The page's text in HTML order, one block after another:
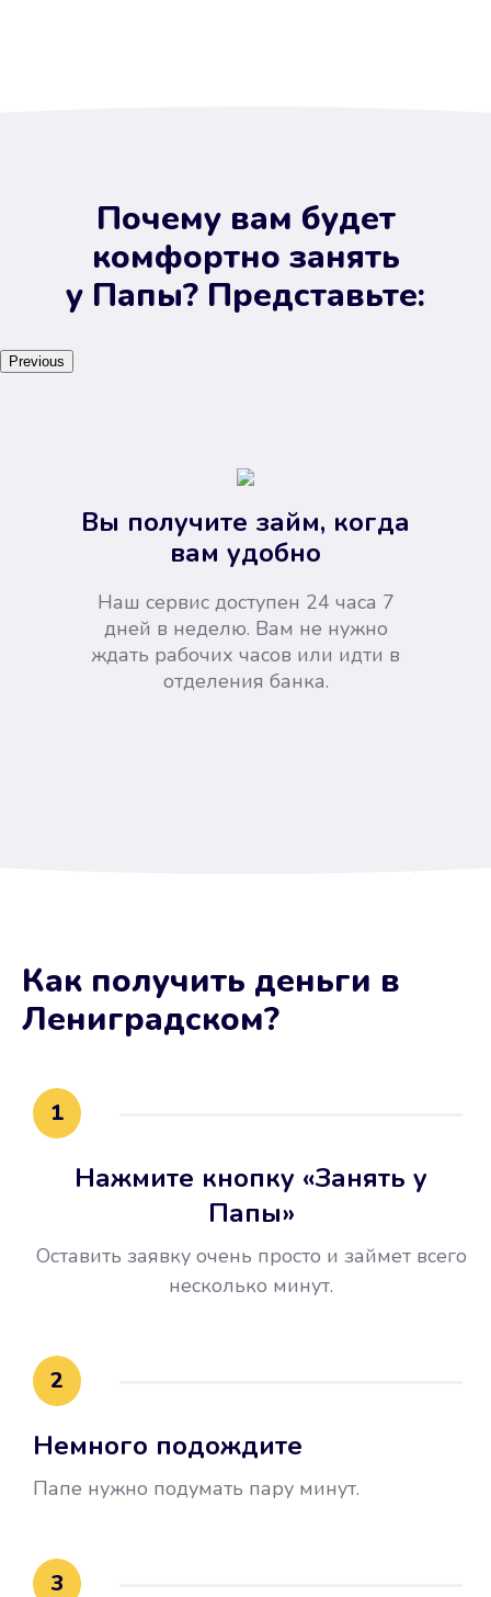
Почему вам будет
комфортно занять
у Папы? Представьте:
Previous
Вы получите займ, когда
вам удобно
Наш сервис доступен 24 часа 7
дней в неделю. Вам не нужно
ждать рабочих часов или идти в
отделения банка.
Не потребовались справки, залоги
и поручители. Папа вам доверяет.
воспользовались бесплатной
это открыло новые возможности в
Как получить деньги в
Лениградском?
1
Нажмите кнопку «Занять у
Папы»
Оставить заявку очень просто и займет всего
несколько минут.
2
Немного подождите
Папе нужно подумать пару минут.
3